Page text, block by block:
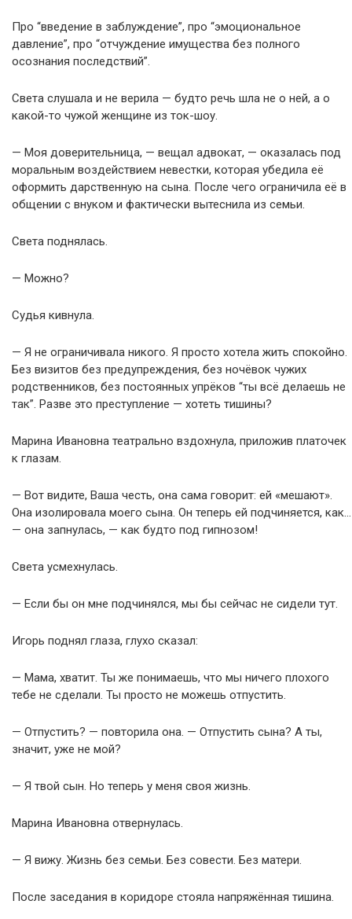
Про “введение в заблуждение”, про “эмоциональное
давление”, про “отчуждение имущества без полного
осознания последствий”.
Света слушала и не верила — будто речь шла не о ней, а о
какой-то чужой женщине из ток-шоу.
— Моя доверительница, — вещал адвокат, — оказалась под
моральным воздействием невестки, которая убедила её
оформить дарственную на сына. После чего ограничила её в
общении с внуком и фактически вытеснила из семьи.
Света поднялась.
— Можно?
Судья кивнула.
— Я не ограничивала никого. Я просто хотела жить спокойно.
Без визитов без предупреждения, без ночёвок чужих
родственников, без постоянных упрёков “ты всё делаешь не
так”. Разве это преступление — хотеть тишины?
Марина Ивановна театрально вздохнула, приложив платочек
к глазам.
— Вот видите, Ваша честь, она сама говорит: ей «мешают».
Она изолировала моего сына. Он теперь ей подчиняется, как…
— она запнулась, — как будто под гипнозом!
Света усмехнулась.
— Если бы он мне подчинялся, мы бы сейчас не сидели тут.
Игорь поднял глаза, глухо сказал:
— Мама, хватит. Ты же понимаешь, что мы ничего плохого
тебе не сделали. Ты просто не можешь отпустить.
— Отпустить? — повторила она. — Отпустить сына? А ты,
значит, уже не мой?
— Я твой сын. Но теперь у меня своя жизнь.
Марина Ивановна отвернулась.
— Я вижу. Жизнь без семьи. Без совести. Без матери.
После заседания в коридоре стояла напряжённая тишина.